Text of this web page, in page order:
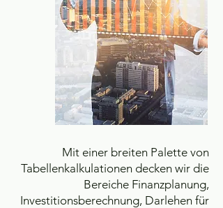
Mit einer breiten Palette von
Tabellenkalkulationen decken wir die
Bereiche Finanzplanung,
Investitionsberechnung, Darlehen für